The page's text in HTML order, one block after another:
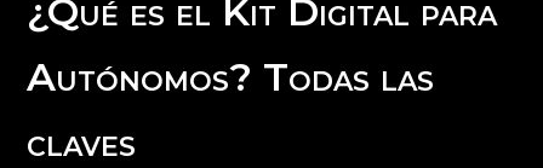
¿Qué es el Kit Digital para
Autónomos? Todas las
claves